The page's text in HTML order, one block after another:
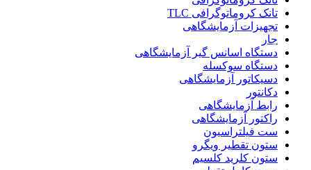
تانک کروماتوگرافی TLC
تجهیزات آزمایشگاهی
جار
دستگاه اسانس گیر آزمایشگاهی
دستگاه سوکسله
دسیکاتور آزمایشگاهی
دکانتور
رابط آزمایشگاهی
راکتور آزمایشگاهی
ست فیلتراسیون
ستون تقطیر ویگرو
ستون کلرید کلسیم